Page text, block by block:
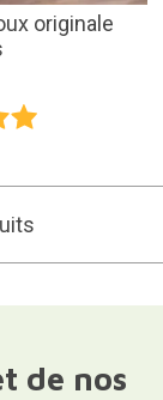
originale
de nos